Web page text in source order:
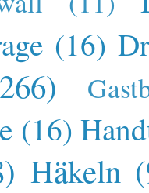
(16)
(16)
Häkeln